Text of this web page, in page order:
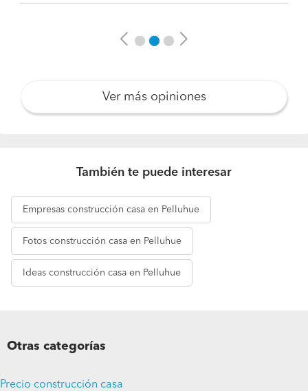
Previous Next
Ver más opiniones
También te puede interesar
Empresas construcción casa en Pelluhue
Fotos construcción casa en Pelluhue
Ideas construcción casa en Pelluhue
Otras categorías
Precio construcción casa